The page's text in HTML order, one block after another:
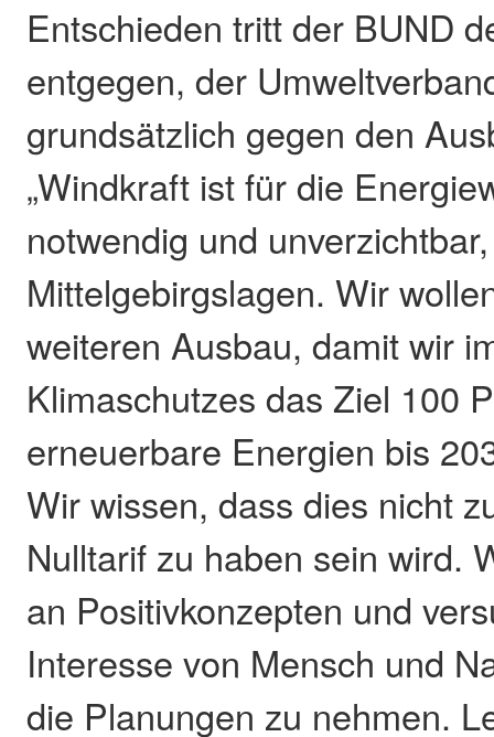
Entschieden tritt der BUND
entgegen, der
grundsätzlich gegen den
„Windkraft ist für die
notwendig und
Mittelgebirgslagen. Wir
weiteren Ausbau, damit wir
Klimaschutzes das Ziel 100
erneuerbare Energien bis
Wir wissen, dass dies nicht
Nulltarif zu haben sein wird.
an Positivkonzepten und
Interesse von Mensch und
die Planungen zu nehmen.